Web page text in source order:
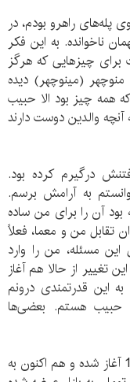
پله‌های راهرو بودم، در
ناخوانده. به این فکر
چیز‌هایی که هرگز
منوچهر (مینوچهر) دیده
همه چیز بود الا حبیب
والدین دوست دارند
درگیرم کرده بود.
به آرامش برسم.
بود آن را برای من ساده
تقابل من و معما، فعلاً
مسئله، من را وارد
تغییر از حالا هم آغاز
این قدرتمندی درونم
حبیب هستم. بعضی‌ها
رمان هوو که نگارش آن از اواسط سال 1394 آغاز شده و هم اکنون به